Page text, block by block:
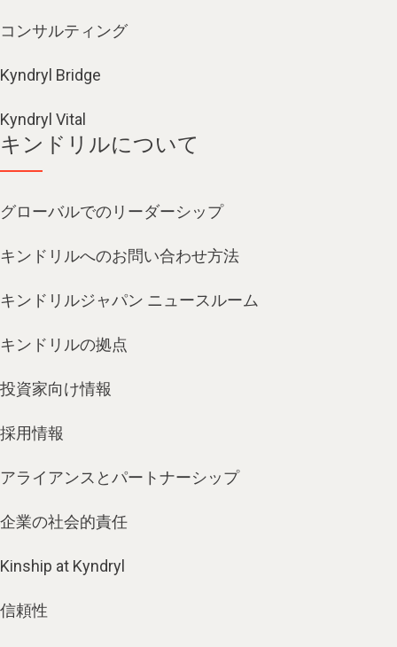
コンサルティング
Kyndryl Bridge
Kyndryl Vital
キンドリルについて
グローバルでのリーダーシップ
キンドリルへのお問い合わせ方法
キンドリルジャパン ニュースルーム
キンドリルの拠点
投資家向け情報
採用情報
アライアンスとパートナーシップ
企業の社会的責任
Kinship at Kyndryl
信頼性